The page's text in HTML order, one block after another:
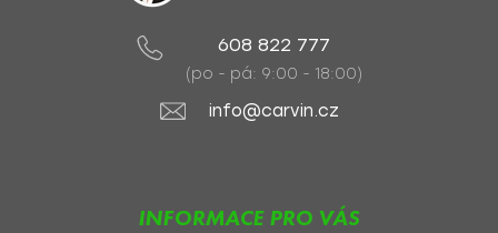
608 822 777
(po - pá: 9:00 - 18:00)
info@carvin.cz
INFORMACE PRO VÁS